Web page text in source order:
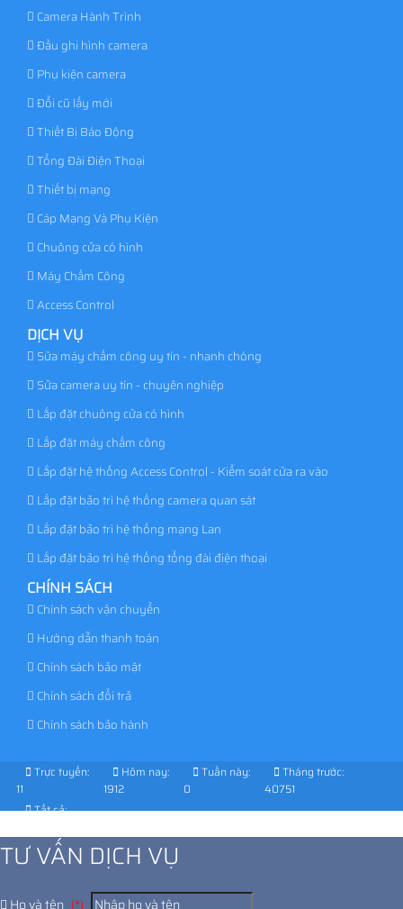
Camera Hành Trình
Đầu ghi hình camera
Phụ kiện camera
Đổi cũ lấy mới
Thiết Bị Báo Động
Tổng Đài Điện Thoại
Thiết bị mạng
Cáp Mạng Và Phụ Kiện
Chuông cửa có hình
Máy Chấm Công
Access Control
DỊCH VỤ
Sửa máy chấm công uy tín - nhanh chóng
Sửa camera uy tín - chuyên nghiệp
Lắp đặt chuông cửa có hình
Lắp đặt máy chấm công
Lắp đặt hệ thống Access Control - Kiểm soát cửa ra vào
Lắp đặt bảo trì hệ thống camera quan sát
Lắp đặt bảo trì hệ thống mạng Lan
Lắp đặt bảo trì hệ thống tổng đài điện thoại
CHÍNH SÁCH
Chính sách vận chuyển
Hướng dẫn thanh toán
Chính sách bảo mật
Chính sách đổi trả
Chính sách bảo hành
Trực tuyến:
11
Hôm nay:
1912
Tuần này:
0
Tháng trước:
40751
Tất cả:
TƯ VẤN DỊCH VỤ
Họ và tên (*)